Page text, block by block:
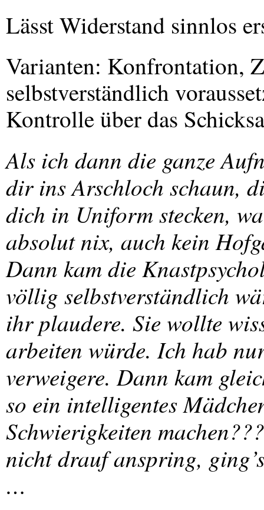
Lässt Widerstand sinnlos
Varianten: Konfrontation,
selbstverständlich
Kontrolle über das
Als ich dann die ganze
dir ins Arschloch schaun,
dich in Uniform stecken,
absolut nix, auch kein
Dann kam die
völlig selbstverständlich
ihr plaudere. Sie wollte
arbeiten würde. Ich hab
verweigere. Dann kam
so ein intelligentes
Schwierigkeiten
nicht drauf anspring,
…